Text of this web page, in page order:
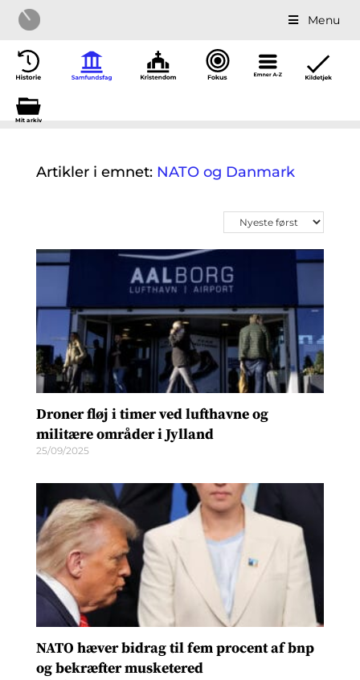
Menu
Mit arkiv
Artikler i emnet: NATO og Danmark
Droner fløj i timer ved lufthavne og
militære områder i Jylland
25/09/2025
NATO hæver bidrag til fem procent af bnp
og bekræfter musketered